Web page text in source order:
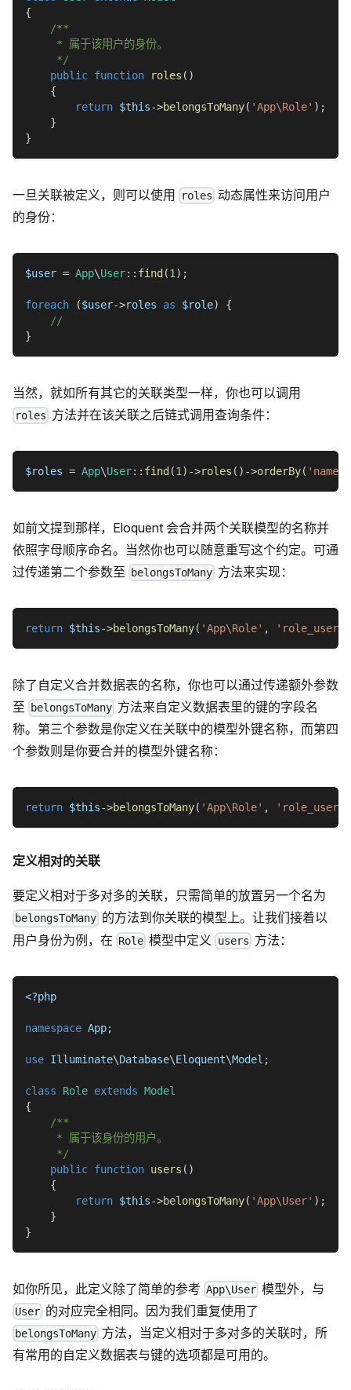
{
/**
     * 属于该用户的身份。
     */
public function roles ( )
{
return $this->belongsToMany( 'App\Role' ) ;
}
}
一旦关联被定义，则可以使用 roles 动态属性来访问用户
的身份：
$user = App\User:: find (1 ) ;
foreach ($user->roles as $role)
{
//
}
当然，就如所有其它的关联类型一样，你也可以调用
roles 方法并在该关联之后链式调用查询条件：
$roles = App\User:: find (1 ) ->roles ( ) ->orderBy( 'name'
如前文提到那样，Eloquent 会合并两个关联模型的名称并
依照字母顺序命名。当然你也可以随意重写这个约定。可通
过传递第二个参数至
belongsToMany 方法来实现：
return $this->belongsToMany( 'App\Role' , 'role_user'
除了自定义合并数据表的名称，你也可以通过传递额外参数
至
belongsToMany 方法来自定义数据表里的键的字段名
称。第三个参数是你定义在关联中的模型外键名称，而第四
个参数则是你要合并的模型外键名称：
return $this->belongsToMany( 'App\Role' , 'role_user'
定义相对的关联
要定义相对于多对多的关联，只需简单的放置另一个名为
belongsToMany 的方法到你关联的模型上。让我们接着以
用户身份为例，在 Role 模型中定义 users 方法：
<?php
namespace App;
use Illuminate\Database\Eloquent\Model ;
class Role extends Model
{
/**
     * 属于该身份的用户。
     */
public function users ( )
{
return $this->belongsToMany( 'App\User' ) ;
}
}
如你所见，此定义除了简单的参考 App\User 模型外，与
User 的对应完全相同。因为我们重复使用了
belongsToMany 方法，当定义相对于多对多的关联时，所
有常用的自定义数据表与键的选项都是可用的。